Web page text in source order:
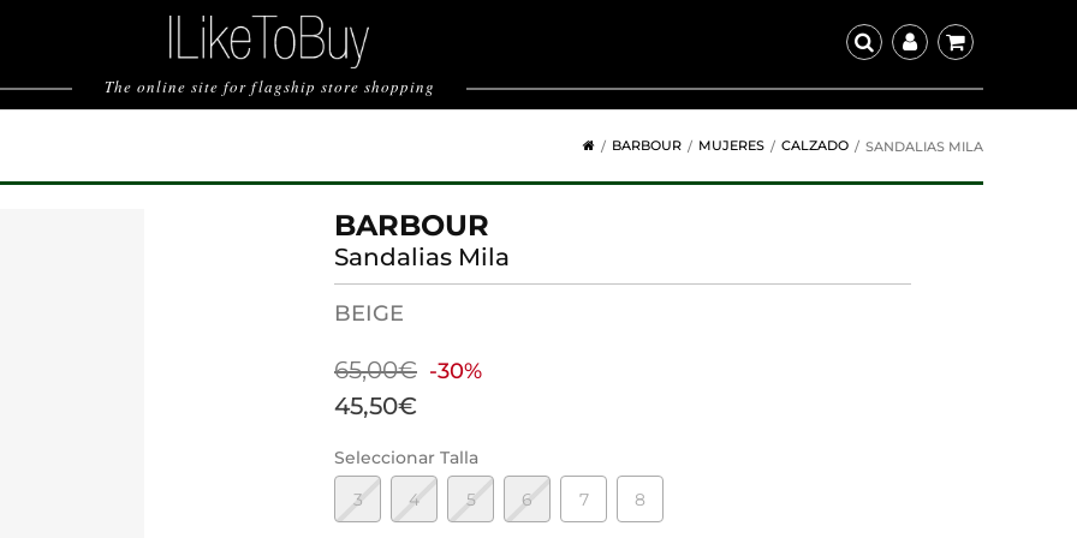
The online site for flagship store shopping
BARBOUR MUJERES CALZADO SANDALIAS MILA
BARBOUR
Sandalias Mila
BEIGE
65,00€ -30%
45,50€
Seleccionar Talla
3
4 5 6 7 8